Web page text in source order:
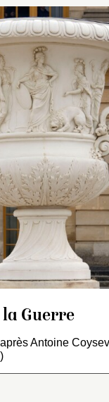
de 1707 :
vaze de
morceaux,
huit pouces de
de gaudrons
d’en haut et
relief autour du
dans lequel
d’un côté,
que la
aux Impériaux
contre les
renversez et
de ses
un aigle est
la Guerre
Antoine